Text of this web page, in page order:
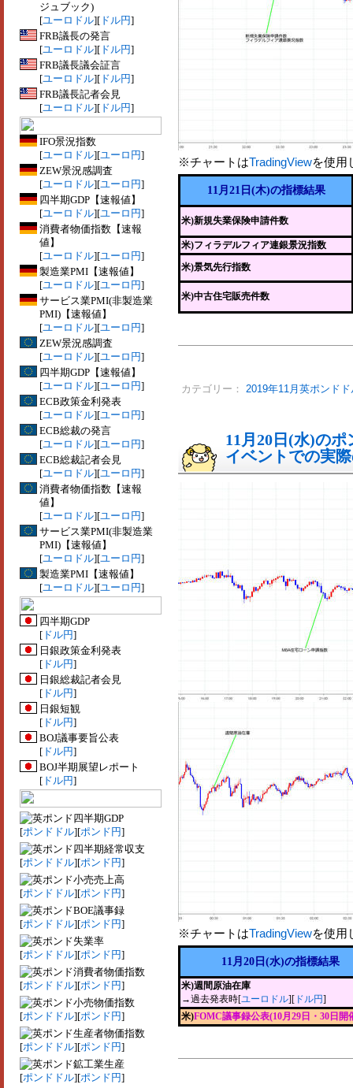
ジュブック)
[ユーロドル][ ドル円]
FRB議長の発言
[ユーロドル][ ドル円]
FRB議長議会証言
[ユーロドル][ ドル円]
FRB議長記者会見
[ユーロドル][ ドル円]
IFO景況指数
[ユーロドル][ユーロ円]
ZEW景況感調査
[ユーロドル][ユーロ円]
四半期GDP【速報値】
[ユーロドル][ユーロ円]
消費者物価指数【速報
値】
[ユーロドル][ユーロ円]
製造業PMI【速報値】
[ユーロドル][ユーロ円]
サービス業PMI(非製造業
PMI)【速報値】
[ユーロドル][ユーロ円]
ZEW景況感調査
[ユーロドル][ユーロ円]
四半期GDP【速報値】
[ユーロドル][ユーロ円]
ECB政策金利発表
[ユーロドル][ユーロ円]
ECB総裁の発言
[ユーロドル][ユーロ円]
ECB総裁記者会見
[ユーロドル][ユーロ円]
消費者物価指数【速報
値】
[ユーロドル][ユーロ円]
サービス業PMI(非製造業
PMI)【速報値】
[ユーロドル][ユーロ円]
製造業PMI【速報値】
[ユーロドル][ユーロ円]
四半期GDP
[ ドル円]
日銀政策金利発表
[ ドル円]
日銀総裁記者会見
[ ドル円]
日銀短観
[ ドル円]
BOJ議事要旨公表
[ ドル円]
BOJ半期展望レポート
[ ドル円]
四半期GDP
[ポンドドル][ポンド円]
四半期経常収支
[ポンドドル][ポンド円]
小売売上高
[ポンドドル][ポンド円]
BOE議事録
[ポンドドル][ポンド円]
失業率
[ポンドドル][ポンド円]
消費者物価指数
[ポンドドル][ポンド円]
小売物価指数
[ポンドドル][ポンド円]
生産者物価指数
[ポンドドル][ポンド円]
鉱工業生産
[ポンドドル][ポンド円]
※チャートはTradingViewを使用
11月21日(木)の指標結果
米)新規失業保険申請件数
米)フィラデルフィア連銀景況指数
米)景気先行指数
米)中古住宅販売件数
カテゴリー： 2019年11月英ポンドド
11月20日(水)の
イベントでの実
※チャートはTradingViewを使用
11月20日(水)の指標結果
米)週間原油在庫
→過去発表時[ユーロドル][ ドル円]
米)FOMC議事録公表(10月29日・30日開